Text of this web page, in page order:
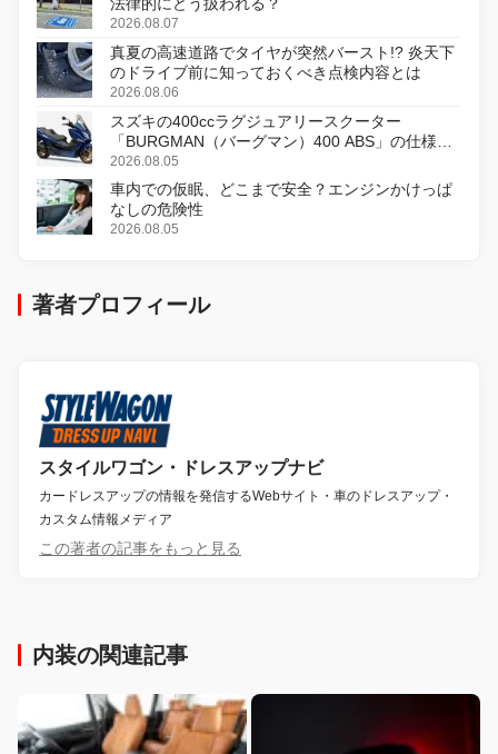
法律的にどう扱われる？
2026.08.07
真夏の高速道路でタイヤが突然バースト!? 炎天下
のドライブ前に知っておくべき点検内容とは
2026.08.06
スズキの400ccラグジュアリースクーター
「BURGMAN（バーグマン）400 ABS」の仕様を
変更し、8月18日に発売
2026.08.05
車内での仮眠、どこまで安全？エンジンかけっぱ
なしの危険性
2026.08.05
著者プロフィール
スタイルワゴン・ドレスアップナビ
カードレスアップの情報を発信するWebサイト・車のドレスアップ・
カスタム情報メディア
この著者の記事をもっと見る
内装の関連記事